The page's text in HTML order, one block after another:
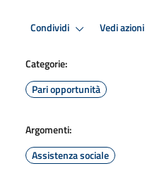
Condividi Vedi azioni
Categorie:
Pari opportunità
Argomenti:
Assistenza sociale